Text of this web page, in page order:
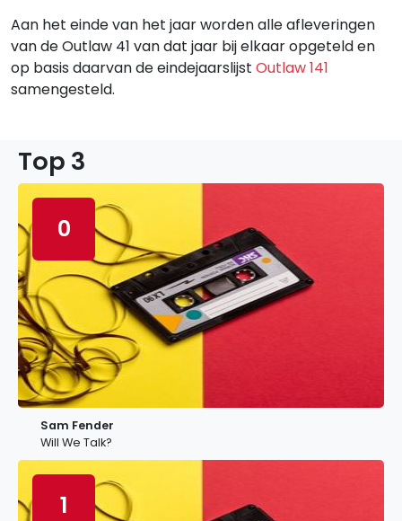
Aan het einde van het jaar worden alle afleveringen
van de Outlaw 41 van dat jaar bij elkaar opgeteld en
op basis daarvan de eindejaarslijst Outlaw 141
samengesteld.
Top 3
0
Sam Fender
Will We Talk?
1